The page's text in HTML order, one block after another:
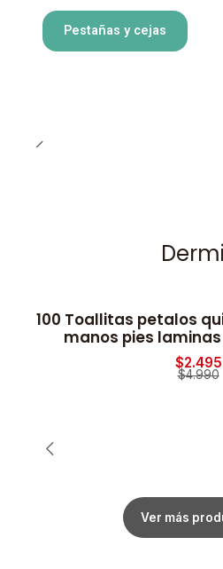
Pestañas y cejas
-50% OFF
100 Toallitas petalos
manos pies
$2.495
$4.990
Ver más